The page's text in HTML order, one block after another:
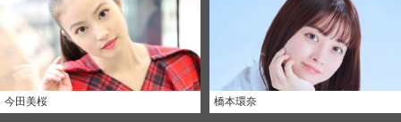
今田美桜 橋本環奈